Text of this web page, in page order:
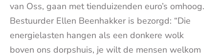
van Oss, gaan met tienduizenden euro’s omhoog.
Bestuurder Ellen Beenhakker is bezorgd: “Die
energielasten hangen als een donkere wolk
boven ons dorpshuis, je wilt de mensen welkom